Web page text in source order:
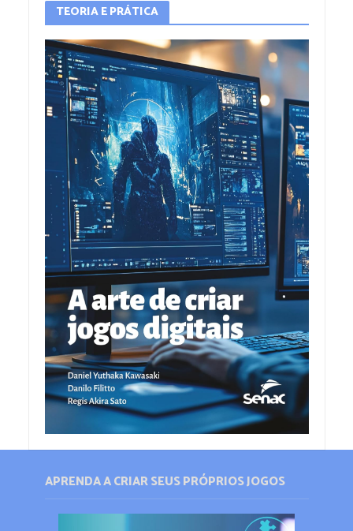
TEORIA E PRÁTICA
APRENDA A CRIAR SEUS PRÓPRIOS JOGOS